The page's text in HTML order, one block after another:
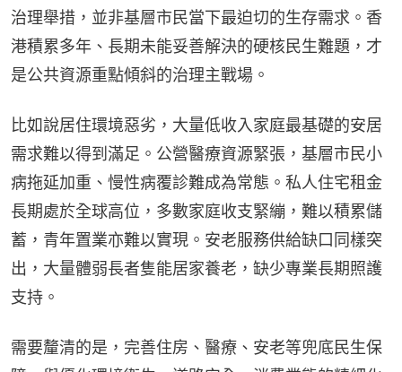
治理舉措，並非基層市民當下最迫切的生存需求。香
港積累多年、長期未能妥善解決的硬核民生難題，才
是公共資源重點傾斜的治理主戰場。
比如說居住環境惡劣，大量低收入家庭最基礎的安居
需求難以得到滿足。公營醫療資源緊張，基層市民小
病拖延加重、慢性病覆診難成為常態。私人住宅租金
長期處於全球高位，多數家庭收支緊繃，難以積累儲
蓄，青年置業亦難以實現。安老服務供給缺口同樣突
出，大量體弱長者隻能居家養老，缺少專業長期照護
支持。
需要釐清的是，完善住房、醫療、安老等兜底民生保